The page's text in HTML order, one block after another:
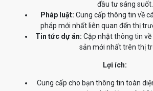
đầu tư sáng suốt.
Pháp luật: Cung cấp thông tin về
pháp mới nhất liên quan đến thị
Tin tức dự án: Cập nhật thông tin
sản mới nhất trên thị
Lợi ích:
Cung cấp cho bạn thông tin toàn